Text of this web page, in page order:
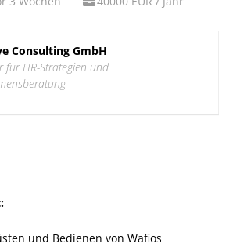
Consulting GmbH
für HR-Strategien und
und Bedienen von Wafios